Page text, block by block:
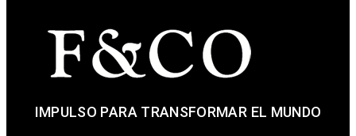
IMPULSO PARA TRANSFORMAR EL MUNDO